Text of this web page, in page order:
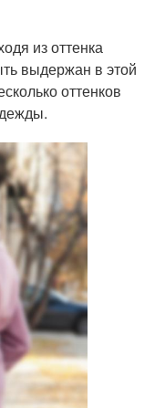
из оттенка
выдержан в этой
оттенков